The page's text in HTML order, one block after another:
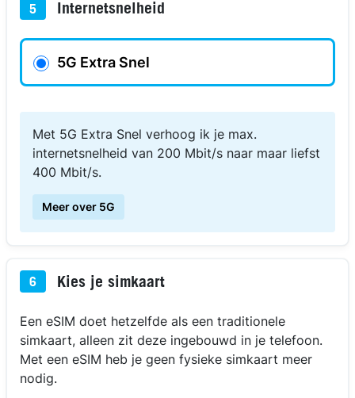
5 Internetsnelheid
5G Extra Snel
Met 5G Extra Snel verhoog ik je max.
internetsnelheid van 200 Mbit/s naar maar liefst
400 Mbit/s.
Meer over 5G
6 Kies je simkaart
Een eSIM doet hetzelfde als een traditionele
simkaart, alleen zit deze ingebouwd in je telefoon.
Met een eSIM heb je geen fysieke simkaart meer
nodig.